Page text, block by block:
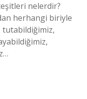
nelerdir?
herhangi biriyle
tutabildiğimiz,